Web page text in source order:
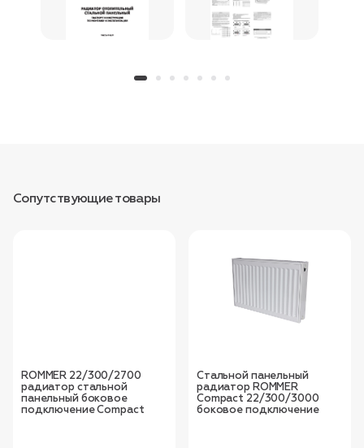
Сопутствующие товары
ROMMER 22/300/2700
радиатор стальной
панельный боковое
подключение Compact
Стальной панельный
радиатор ROMMER
Compact 22/300/3000
боковое подключение